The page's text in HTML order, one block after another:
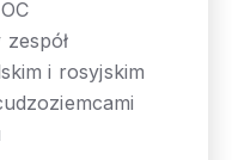
i rosyjskim